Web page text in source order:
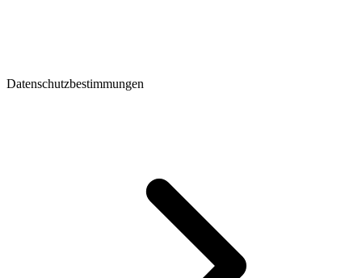
Datenschutzbestimmungen